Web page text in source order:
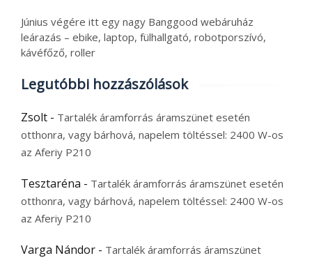
Június végére itt egy nagy Banggood webáruház
leárazás – ebike, laptop, fülhallgató, robotporszívó,
kávéfőző, roller
Legutóbbi hozzászólások
Zsolt - Tartalék áramforrás áramszünet esetén
otthonra, vagy bárhová, napelem töltéssel: 2400 W-os
az Aferiy P210
Tesztaréna - Tartalék áramforrás áramszünet esetén
otthonra, vagy bárhová, napelem töltéssel: 2400 W-os
az Aferiy P210
Varga Nándor - Tartalék áramforrás áramszünet